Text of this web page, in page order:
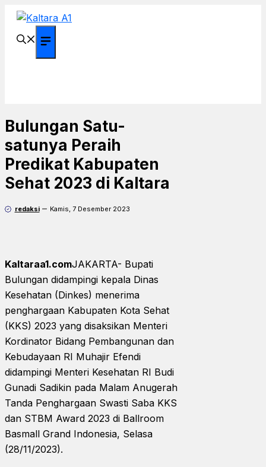
Langsung
Bulungan Satu-
satunya Peraih
Predikat Kabupaten
Sehat 2023 di Kaltara
redaksi Kamis, 7 Desember 2023
Kaltaraa1.comJAKARTA- Bupati
Bulungan didampingi kepala Dinas
Kesehatan (Dinkes) menerima
penghargaan Kabupaten Kota Sehat
(KKS) 2023 yang disaksikan Menteri
Kordinator Bidang Pembangunan dan
Kebudayaan RI Muhajir Efendi
didampingi Menteri Kesehatan RI Budi
Gunadi Sadikin pada Malam Anugerah
Tanda Penghargaan Swasti Saba KKS
dan STBM Award 2023 di Ballroom
Basmall Grand Indonesia, Selasa
(28/11/2023).